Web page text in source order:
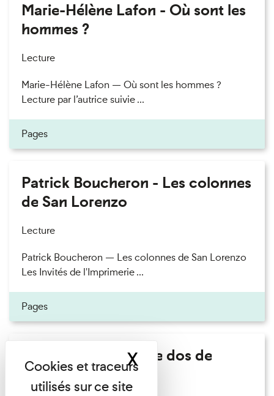
Marie-Hélène Lafon - Où sont les
hommes ?
Lecture
Marie-Hélène Lafon — Où sont les hommes ?
Lecture par l’autrice suivie ...
Pages
Patrick Boucheron - Les colonnes
de San Lorenzo
Lecture
Patrick Boucheron — Les colonnes de San Lorenzo
Les Invités de l'Imprimerie ...
Pages
Philippe Artières - Le dos de
l'histoire
XMasquer le